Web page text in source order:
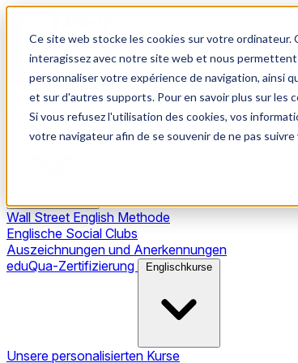
Ce site web stocke les cookies sur votre
interagissez avec notre site web et nous
personnaliser votre expérience de navigation, ainsi
et sur d'autres supports. Pour en savoir plus sur
Si vous refusez l'utilisation des cookies, vos
votre navigateur afin de se souvenir de ne pas
Unsere Methode
Wall Street English Methode
Englische Social Clubs
Auszeichnungen und Anerkennungen
eduQua-Zertifizierung
Englischkurse
Unsere personalisierten Kurse